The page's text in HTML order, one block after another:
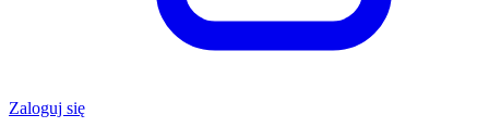
Zaloguj się